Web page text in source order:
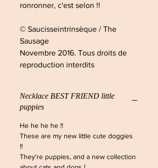
ronronner, c'est selon !!
© Saucisseintrinsèque / The
Sausage
Novembre 2016. Tous droits de
reproduction interdits
Necklace BEST FRIEND little
puppies
He he he he !!
These are my new little cute doggies
!!
They're puppies, and a new collection